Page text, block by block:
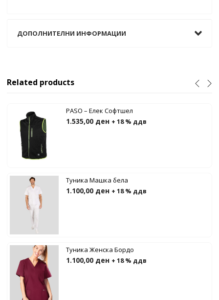
ДОПОЛНИТЕЛНИ ИНФОРМАЦИИ
Related products
PASO – Елек Софтшел
1.535,00 ден + 18 % ддв
Туника Машка бела
1.100,00 ден + 18 % ддв
Туника Женска Бордо
1.100,00 ден + 18 % ддв